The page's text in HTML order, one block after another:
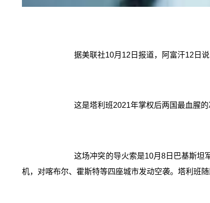
据美联社10月12日报道，阿富汗12日
这是塔利班2021年掌权后两国最血腥的
这场冲突的导火索是10月8日巴基斯坦
机，对喀布尔、霍斯特等四座城市发动空袭。塔利班